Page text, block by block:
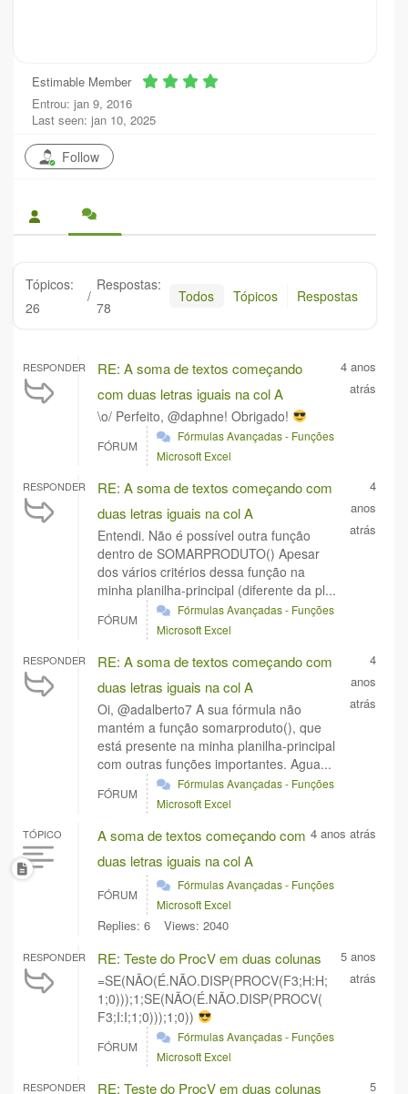
Estimable Member
Entrou: jan 9, 2016
Last seen: jan 10, 2025
Follow
Tópicos:
26
/
Respostas:
78
Todos Tópicos Respostas
RESPONDER
RE: A soma de textos começando
com duas letras iguais na col A
\o/ Perfeito, @daphne! Obrigado!
4 anos
atrás
FÓRUM
Fórmulas Avançadas - Funções
Microsoft Excel
RESPONDER
RE: A soma de textos começando com
duas letras iguais na col A
Entendi. Não é possível outra função
dentro de SOMARPRODUTO() Apesar
dos vários critérios dessa função na
minha planilha-principal (diferente da pl...
4
anos
atrás
FÓRUM
Fórmulas Avançadas - Funções
Microsoft Excel
RESPONDER
RE: A soma de textos começando com
duas letras iguais na col A
Oi, @adalberto7 A sua fórmula não
mantém a função somarproduto(), que
está presente na minha planilha-principal
com outras funções importantes. Agua...
4
anos
atrás
FÓRUM
Fórmulas Avançadas - Funções
Microsoft Excel
TÓPICO
A soma de textos começando com
duas letras iguais na col A
4 anos atrás
FÓRUM
Fórmulas Avançadas - Funções
Microsoft Excel
Replies: 6 Views: 2040
RESPONDER RE: Teste do ProcV em duas colunas
=SE(NÃO(É.NÃO.DISP(PROCV(F3;H:H;
1;0)));1;SE(NÃO(É.NÃO.DISP(PROCV(
F3;I:I;1;0)));1;0))
5 anos
atrás
FÓRUM
Fórmulas Avançadas - Funções
Microsoft Excel
RESPONDER RE: Teste do ProcV em duas colunas 5